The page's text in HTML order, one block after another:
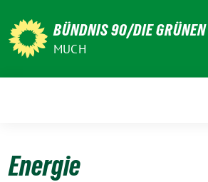
zum
Inhalt
BÜNDNIS 90/DIE GRÜNEN
MUCH
Energie